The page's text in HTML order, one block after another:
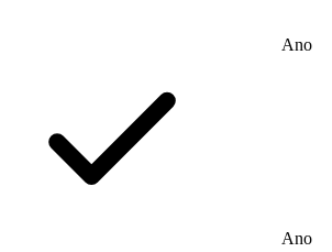
Ano
Ano